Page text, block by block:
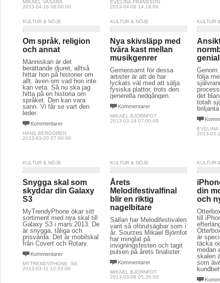
MIKAEL VASARA
2013-04-16 08:00:00
EVELINA FRANSSON
2013-04-08 14:18:00
KULTUR & NÖJE
Om språk, religion
och annat
Människan är det
berättande djuret, alltså
hittar hon på historier om
allt, även om vad hon inte
kan veta. Så nu ska jag
hitta på en historia om
språket. Den kan vara
sann. Vi får se vart den
leder.
Kommentarer
HANS BERGGREN
2013-03-20 07:00:00
KULTUR & NÖJE
Nya skivsläpp med
tvära kast mellan
musikgenrer
Gemensamt för dessa
artister är att de har
lyckats väl med att sälja
fysiska plattor, trots den
generella nedgången.
Kommentarer
MIKAEL BJÖRNFOT
2013-03-19 07:00:00
KULTUR
Genom
följa
det
totalt
EVELINA
2013-03-
KULTUR & NÖJE
Snygga skal som
skyddar din Galaxy
S3
MyTrendyPhone ökar sitt
sortiment med nya skal till
Galaxy S3 i mars 2013. De
är snygga, tåliga och
prisvärda. Det är mobilskal
från Covert och Rotary.
Kommentarer
MYTRENDYPHONE .SE
2013-03-11 12:33:00
KULTUR & NÖJE
Årets
Melodifestivalfinal
blir en riktig
nagelbitare
Sällan har Melodifestivalen
varit så oförutsägbar som i
år. Sourzes Mikael Björnfot
har minglat på
invigningsfesten och tagit
pulsen på årets finalister.
Kommentarer
MIKAEL BJÖRNFOT
2013-03-08 05:36:00
KULTUR
din
och
till
är
täcka
medan
skalen
som